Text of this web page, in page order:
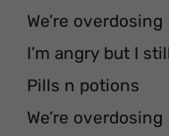
We’re overdosing
I’m angry but I
Pills n potions
We’re overdosing